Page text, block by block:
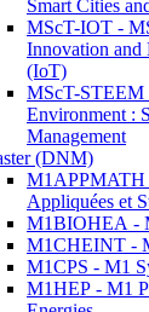
Smart Cities
MScT-IOT -
Innovation and
(IoT)
MScT-STEEM
Environment :
Management
(DNM)
M1APPMATH
Appliquées et
M1BIOHEA -
M1CHEINT -
M1CPS - M1
M1HEP - M1